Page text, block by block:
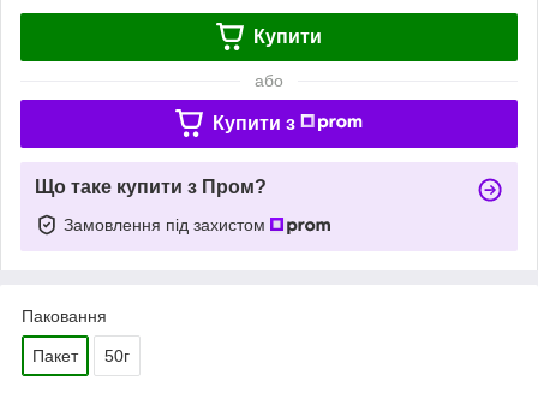
Купити
або
Купити з
Що таке купити з Пром?
Замовлення під захистом
Паковання
Пакет 50г